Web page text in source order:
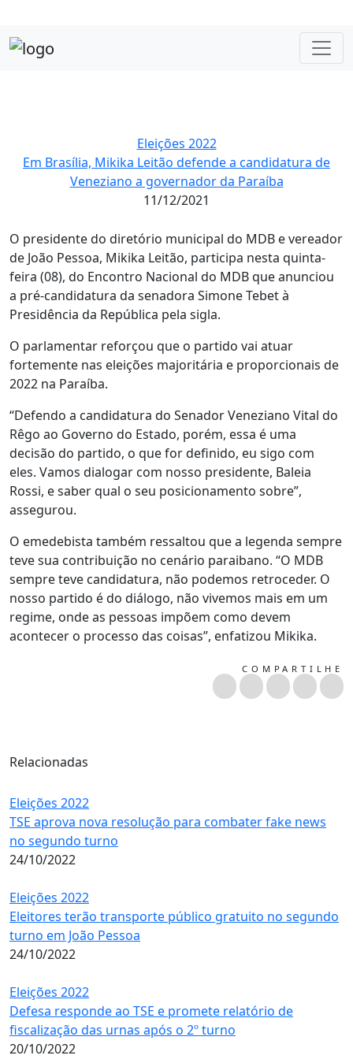
Eleições 2022
Em Brasília, Mikika Leitão defende a candidatura de
Veneziano a governador da Paraíba
11/12/2021
O presidente do diretório municipal do MDB e vereador
de João Pessoa, Mikika Leitão, participa nesta quinta-
feira (08), do Encontro Nacional do MDB que anunciou
a pré-candidatura da senadora Simone Tebet à
Presidência da República pela sigla.
O parlamentar reforçou que o partido vai atuar
fortemente nas eleições majoritária e proporcionais de
2022 na Paraíba.
“Defendo a candidatura do Senador Veneziano Vital do
Rêgo ao Governo do Estado, porém, essa é uma
decisão do partido, o que for definido, eu sigo com
eles. Vamos dialogar com nosso presidente, Baleia
Rossi, e saber qual o seu posicionamento sobre”,
assegurou.
O emedebista também ressaltou que a legenda sempre
teve sua contribuição no cenário paraibano. “O MDB
sempre teve candidatura, não podemos retroceder. O
nosso partido é do diálogo, não vivemos mais em um
regime, onde as pessoas impõem como devem
acontecer o processo das coisas”, enfatizou Mikika.
COMPARTILHE
Relacionadas
Eleições 2022
TSE aprova nova resolução para combater fake news
no segundo turno
24/10/2022
Eleições 2022
Eleitores terão transporte público gratuito no segundo
turno em João Pessoa
24/10/2022
Eleições 2022
Defesa responde ao TSE e promete relatório de
fiscalização das urnas após o 2º turno
20/10/2022